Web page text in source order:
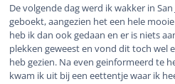
De volgende dag werd ik wakker in
geboekt, aangezien het een hele
heb ik dan ook gedaan en er is niets
plekken geweest en vond dit toch wel
heb gezien. Na even geinformeerd te
kwam ik uit bij een eettentje waar ik